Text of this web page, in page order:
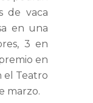
de vaca
en una
3 en
en
el Teatro
marzo.